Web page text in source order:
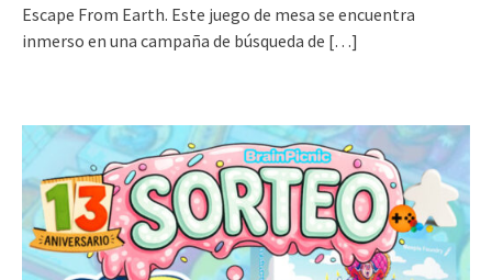
Escape From Earth. Este juego de mesa se encuentra
inmerso en una campaña de búsqueda de […]